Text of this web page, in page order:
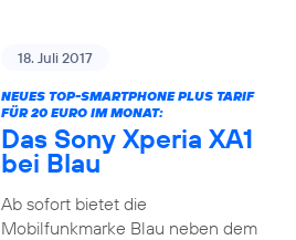
18. Juli 2017
NEUES TOP-SMARTPHONE PLUS TARIF
FÜR 20 EURO IM MONAT:
Das Sony Xperia XA1
bei Blau
Ab sofort bietet die
Mobilfunkmarke Blau neben dem